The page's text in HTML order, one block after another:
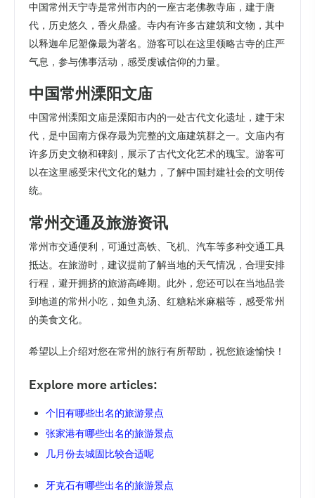
中国常州天宁寺是常州市内的一座古老佛教寺庙，建于唐
代，历史悠久，香火鼎盛。寺内有许多古建筑和文物，其中
以释迦牟尼塑像最为著名。游客可以在这里领略古寺的庄严
气息，参与佛事活动，感受虔诚信仰的力量。
中国常州溧阳文庙
中国常州溧阳文庙是溧阳市内的一处古代文化遗址，建于宋
代，是中国南方保存最为完整的文庙建筑群之一。文庙内有
许多历史文物和碑刻，展示了古代文化艺术的瑰宝。游客可
以在这里感受宋代文化的魅力，了解中国封建社会的文明传
统。
常州交通及旅游资讯
常州市交通便利，可通过高铁、飞机、汽车等多种交通工具
抵达。在旅游时，建议提前了解当地的天气情况，合理安排
行程，避开拥挤的旅游高峰期。此外，您还可以在当地品尝
到地道的常州小吃，如鱼丸汤、红糖粘米麻糍等，感受常州
的美食文化。
希望以上介绍对您在常州的旅行有所帮助，祝您旅途愉快！
Explore more articles:
个旧有哪些出名的旅游景点
张家港有哪些出名的旅游景点
几月份去城固比较合适呢
牙克石有哪些出名的旅游景点